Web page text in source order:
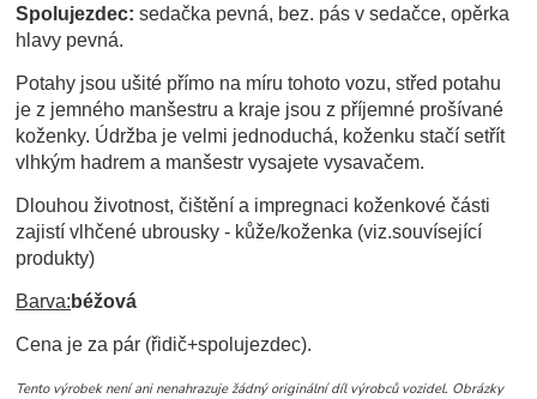
Spolujezdec: sedačka pevná, bez. pás v sedačce, opěrka
hlavy pevná.
Potahy jsou ušité přímo na míru tohoto vozu, střed potahu
je z jemného manšestru a kraje jsou z příjemné prošívané
koženky. Údržba je velmi jednoduchá, koženku stačí setřít
vlhkým hadrem a manšestr vysajete vysavačem.
Dlouhou životnost, čištění a impregnaci koženkové části
zajistí vlhčené ubrousky - kůže/koženka (viz.souvísející
produkty)
Barva: béžová
Cena je za pár (řidič+spolujezdec).
Tento výrobek není ani nenahrazuje žádný originální díl výrobců vozidel. Obrázky